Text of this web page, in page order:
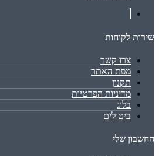
שירות לקוחות
צרו קשר
מפת האתר
תקנון
מדיניות הפרטיות
בלוג
ביטולים
החשבון שלי